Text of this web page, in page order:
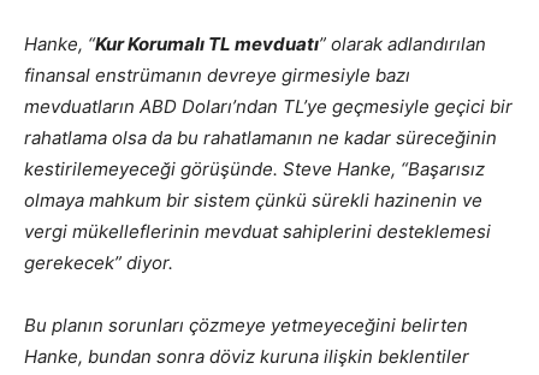
Hanke, “Kur Korumalı TL mevduatı” olarak adlandırılan
finansal enstrümanın devreye girmesiyle bazı
mevduatların ABD Doları’ndan TL’ye geçmesiyle geçici bir
rahatlama olsa da bu rahatlamanın ne kadar süreceğinin
kestirilemeyeceği görüşünde. Steve Hanke, “Başarısız
olmaya mahkum bir sistem çünkü sürekli hazinenin ve
vergi mükelleflerinin mevduat sahiplerini desteklemesi
gerekecek” diyor.
Bu planın sorunları çözmeye yetmeyeceğini belirten
Hanke, bundan sonra döviz kuruna ilişkin beklentiler